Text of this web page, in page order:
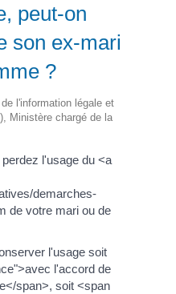
peut-on
son ex-mari
?
l'information légale et
Ministère chargé de la
l'usage du <a
demarches-
de votre mari ou de
l'usage soit
l'accord de
span>, soit <span